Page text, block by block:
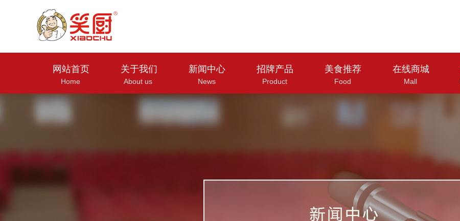
Home About us News Product Food
网站首页 关于我们 新闻中心 招牌产品 美食推荐 在线商城
Mall